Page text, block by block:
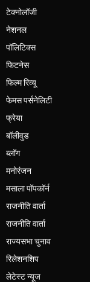
टेक्नोलॉजी
नेशनल
पॉलिटिक्स
फिटनेस
फिल्म रिव्यू
फेमस पर्सनेलिटी
फ्रेया
बॉलीवुड
ब्लॉग
मनोरंजन
मसाला पॉपकॉर्न
राजनीति वार्ता
राजनीति वार्ता
राज्यसभा चुनाव
रिलेशनशिप
लेटेस्ट न्यूज